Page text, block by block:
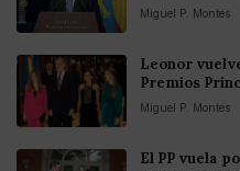
Miguel P. Montes
Leonor
Premios
Miguel P. Montes
El PP vuela